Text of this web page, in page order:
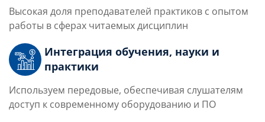
Высокая доля преподавателей практиков с опытом
работы в сферах читаемых дисциплин
Интеграция обучения, науки и
практики
Используем передовые, обеспечивая слушателям
доступ к современному оборудованию и ПО